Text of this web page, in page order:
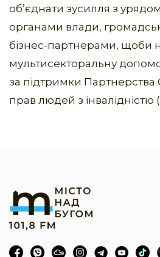
об’єднати зусилля з
органами влади,
бізнес-партнерами, щоби
мультисекторальну
за підтримки Партнерства
прав людей з інвалідністю